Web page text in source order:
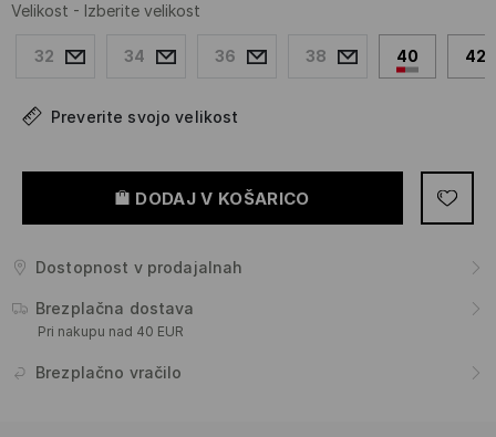
Velikost - Izberite velikost
32 34 36 38 40 42
Preverite svojo velikost
DODAJ V KOŠARICO
Dostopnost v prodajalnah
Brezplačna dostava
Pri nakupu nad 40 EUR
Brezplačno vračilo